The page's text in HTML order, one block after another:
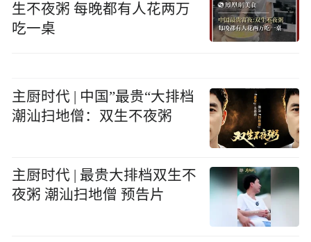
生不夜粥 每晚都有人花两万
吃一桌
主厨时代 | 中国”最贵“大排档
潮汕扫地僧：双生不夜粥
主厨时代 | 最贵大排档双生不
夜粥 潮汕扫地僧 预告片